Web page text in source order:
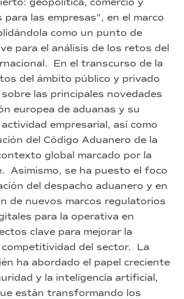
para las empresas”, en el marco
como un punto de
para el análisis de los retos del
En el transcurso de la
del ámbito público y privado
las principales novedades
europea de aduanas y su
empresarial, así como
del Código Aduanero de la
global marcado por la
Asimismo, se ha puesto el foco
del despacho aduanero y en
de nuevos marcos regulatorios
para la operativa en
clave para mejorar la
competitividad del sector. La
ha abordado el papel creciente
y la inteligencia artificial,
están transformando los